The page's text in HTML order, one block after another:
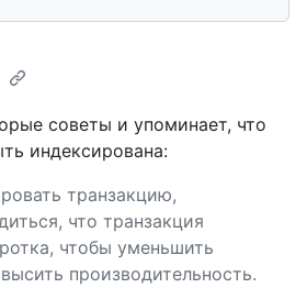
советы и упоминает, что
индексирована:
транзакцию,
что транзакция
чтобы уменьшить
производительность.